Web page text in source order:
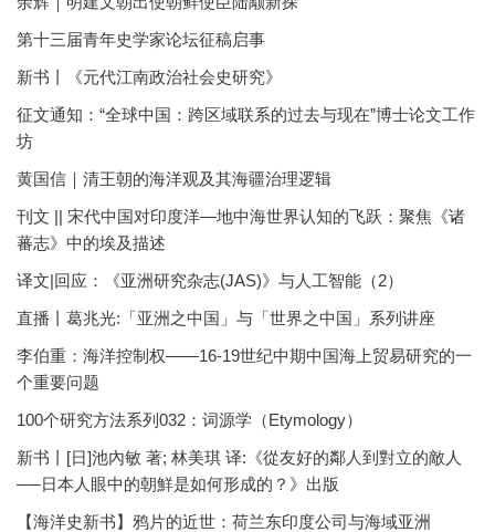
第十三届青年史学家论坛征稿启事
新书丨《元代江南政治社会史研究》
征文通知：“全球中国：跨区域联系的过去与现在”博士论文工作
坊
黄国信｜清王朝的海洋观及其海疆治理逻辑
刊文 || 宋代中国对印度洋—地中海世界认知的飞跃：聚焦《诸
蕃志》中的埃及描述
译文|回应：《亚洲研究杂志(JAS)》与人工智能（2）
直播丨葛兆光:「亚洲之中国」与「世界之中国」系列讲座
李伯重：海洋控制权——16-19世纪中期中国海上贸易研究的一
个重要问题
100个研究方法系列032：词源学（Etymology）
新书丨[日]池內敏 著; 林美琪 译:《從友好的鄰人到對立的敵人
──日本人眼中的朝鮮是如何形成的？》出版
【海洋史新书】鸦片的近世：荷兰东印度公司与海域亚洲